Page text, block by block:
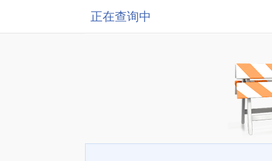
正在查询中